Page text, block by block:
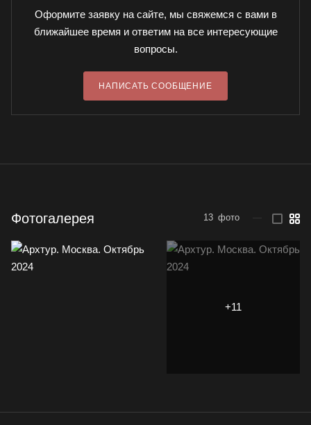
Оформите заявку на сайте, мы свяжемся с вами в
ближайшее время и ответим на все интересующие
вопросы.
НАПИСАТЬ СООБЩЕНИЕ
Фотогалерея 13 фото —